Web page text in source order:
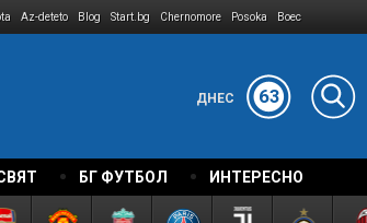
Az-deteto Blog Start.bg Chernomore Posoka Boec
ДНЕС 63
БГ ФУТБОЛ ИНТЕРЕСНО